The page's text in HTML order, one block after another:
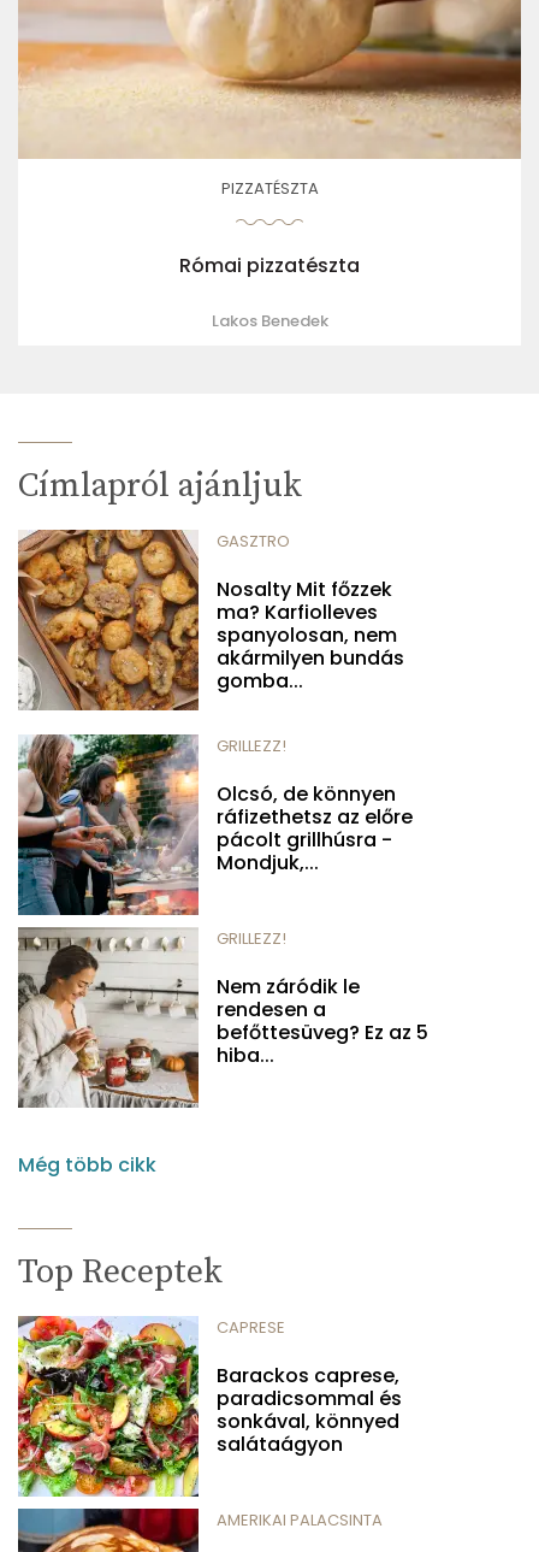
PIZZATÉSZTA
Római pizzatészta
Lakos Benedek
Címlapról ajánljuk
GASZTRO
Nosalty Mit főzzek
ma? Karfiolleves
spanyolosan, nem
akármilyen bundás
gomba...
GRILLEZZ!
Olcsó, de könnyen
ráfizethetsz az előre
pácolt grillhúsra -
Mondjuk,...
GRILLEZZ!
Nem záródik le
rendesen a
befőttesüveg? Ez az 5
hiba...
Még több cikk
Top Receptek
CAPRESE
Barackos caprese,
paradicsommal és
sonkával, könnyed
salátaágyon
AMERIKAI PALACSINTA